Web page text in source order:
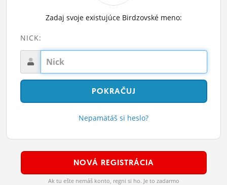
ČINŽIAK
FÓRUM
STATUSY
MÔJ PROFIL
NASTAVENIA
Zadaj svoje existujúce Birdzovské meno:
NICK:
Nepamätáš si heslo?
NOVÁ REGISTRÁCIA
Ak tu ešte nemáš konto, regni si ho. Je to zadarmo